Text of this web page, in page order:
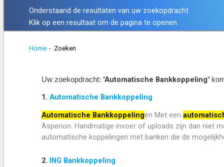
Onderstaand de resultaten van uw zoekopdracht.
Klik op een resultaat om de pagina te openen.
Home - Zoeken
Uw zoekopdracht: "Automatische Bankkoppeling"
1. Automatische Bankkoppeling
Automatische Bankkoppelingen Met een
Asperion. Handmatige invoer of uploads zijn dan niet
automatische koppelingen met banken die de
2. ING Bankkoppeling